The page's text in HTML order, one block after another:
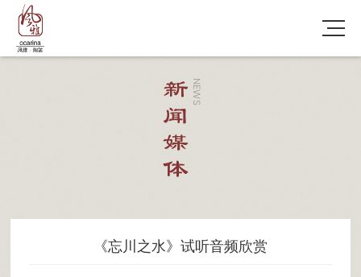
NEWS
新闻媒体
《忘川之水》试听音频欣赏